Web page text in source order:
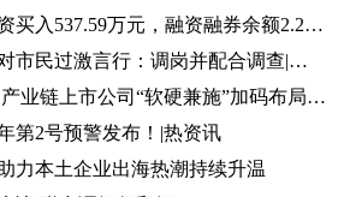
福瑞股份：7月3日融资买入537.59万元，融资融券余额2.29亿元
聊城交警通报女辅警对市民过激言行：调岗并配合调查|环球快资讯
人形机器人热度高涨 产业链上市公司“软硬兼施”加码布局|环球播资讯
第2号预警发布！|热资讯
力本土企业出海热潮持续升温